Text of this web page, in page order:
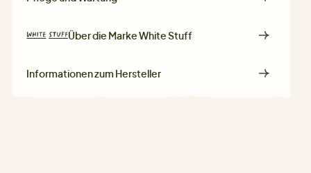
Über die MarkeWhite Stuff
Informationen zum Hersteller